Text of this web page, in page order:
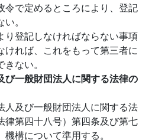
令で定めるところにより、登記
。
り登記しなければならない事項
ければ、これをもって第三者に
ない。
び一般財団法人に関する法律の
人及び一般財団法人に関する法
律第四十八号）第四条及び第七
構について準用する。